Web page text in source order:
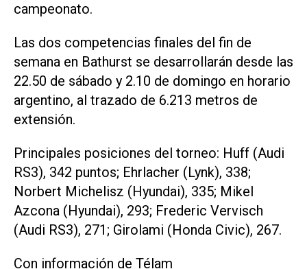
campeonato.
Las dos competencias finales del fin de
semana en Bathurst se desarrollarán desde las
22.50 de sábado y 2.10 de domingo en horario
argentino, al trazado de 6.213 metros de
extensión.
Principales posiciones del torneo: Huff (Audi
RS3), 342 puntos; Ehrlacher (Lynk), 338;
Norbert Michelisz (Hyundai), 335; Mikel
Azcona (Hyundai), 293; Frederic Vervisch
(Audi RS3), 271; Girolami (Honda Civic), 267.
Con información de Télam